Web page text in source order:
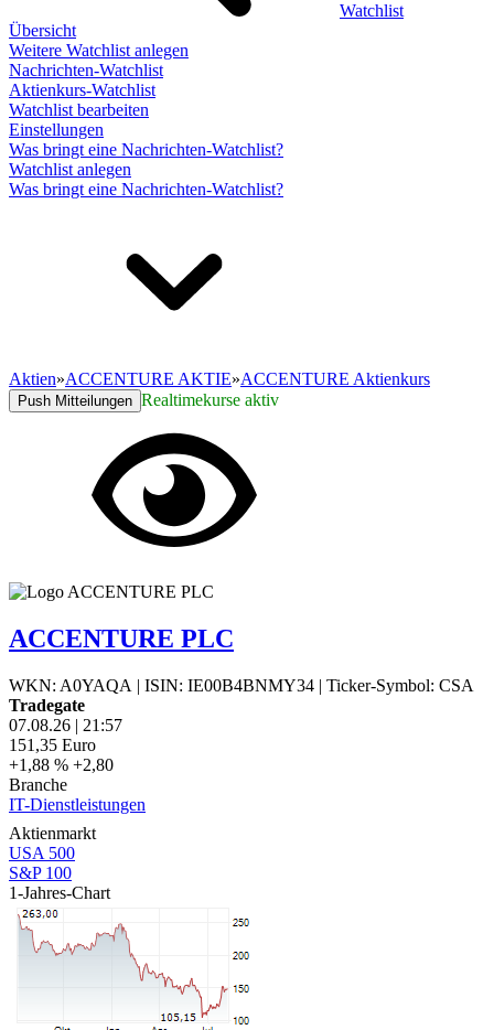
Watchlist
Übersicht
Weitere Watchlist anlegen
Nachrichten-Watchlist
Aktienkurs-Watchlist
Watchlist bearbeiten
Einstellungen
Was bringt eine Nachrichten-Watchlist?
Watchlist anlegen
Was bringt eine Nachrichten-Watchlist?
Aktien»ACCENTURE AKTIE»ACCENTURE Aktienkurs
Push Mitteilungen Realtimekurse aktiv
ACCENTURE PLC
WKN: A0YAQA | ISIN: IE00B4BNMY34 | Ticker-Symbol: CSA
Tradegate
07.08.26 | 21:57
151,35 Euro
+1,88 % +2,80
Branche
IT-Dienstleistungen
Aktienmarkt
USA 500
S&P 100
1-Jahres-Chart